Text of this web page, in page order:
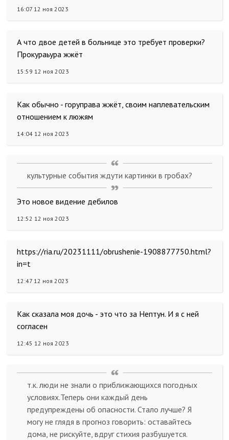
16:07 12 ноя 2023
А что двое детей в больнице это требует проверки?
Прокураьура жжёт
15:59 12 ноя 2023
Как обычно - горуправа жжёт, своим наплевательским
отношением к люжям
14:04 12 ноя 2023
культурные события ждути картинки в гробах?
Это новое видение дебилов
12:52 12 ноя 2023
https://ria.ru/20231111/obrushenie-1908877750.html?
in=t
12:47 12 ноя 2023
Как сказала моя дочь - это что за Нептун. И я с ней
согласен
12:45 12 ноя 2023
т.к. люди не знали о приближающихся погодных
условиях.Теперь они каждый день
предупреждены об опасности. Стало лучше? Я
могу не глядя в прогноз говорить: оставайтесь
дома, не рискуйте, вдруг стихия разбушуется.